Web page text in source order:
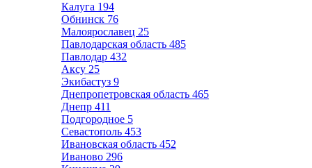
Калуга 194
Обнинск 76
Малоярославец 25
Павлодарская область 485
Павлодар 432
Аксу 25
Экибастуз 9
Днепропетровская область 465
Днепр 411
Подгородное 5
Севастополь 453
Ивановская область 452
Иваново 296